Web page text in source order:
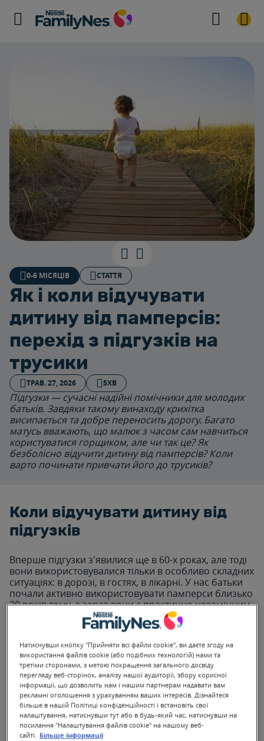
0-6 МІСЯЦІВ СТАТТЯ
Як і коли відучувати
дитину від памперсів:
перехід з підгузків на
трусики
ТРАВ. 27, 2026 5ХВ
Підгузки — сучасні надійні помічники для молодих
батьків. Завдяки такому винаходу крихітка
висипається та добре переносить дорогу. Багато
матусь вважають, що малюк з часом сам навчиться
користуватися горщиком, але чи так це? Як
безболісно відучити дитину від памперсів? Коли
варто починати привчати його до трусиків?
Коли відучувати дитину від
підгузків
Вперше підгузки з'явилися ще в 60-х роках, але тоді
вони використовувалися тільки в особливо складних
ситуаціях: в дорозі, в гостях, в лікарні. У нас батьки
почали активно використовувати памперси близько
20 років тому, а зараз вони є практично незамінним
помічником для сімей, де є маленька дитина.
Якщо малюк вже тривалий час користується
памперсами, варто задуматися про зміну звички,
адже постійне застосування підгузків може
призвести до відсутності тренувань сечового міхура,
звички пісяти невеликими порціями й навіть
нічного енурезу. Саме тому, коли дитина підростає,
мама починає турбуватися про те, як привчити
дитину до туалету.
Натиснувши кнопку "Прийняти всі файли cookie", ви даєте згоду на
використання файлів cookie (або подібних технологій) нами та
третіми сторонами, з метою покращення загального досвіду
перегляду веб-сторінок, аналізу нашої аудиторії, збору корисної
інформації, що дозволить нам і нашим партнерам надавати вам
рекламні оголошення з урахуванням ваших інтересів. Дізнайтеся
більше в нашій Політиці конфіденційності і встановіть свої
налаштування, натиснувши тут або в будь-який час, натиснувши на
посилання "Налаштування файлів cookie" на нашому веб-
сайті. Більше інформації